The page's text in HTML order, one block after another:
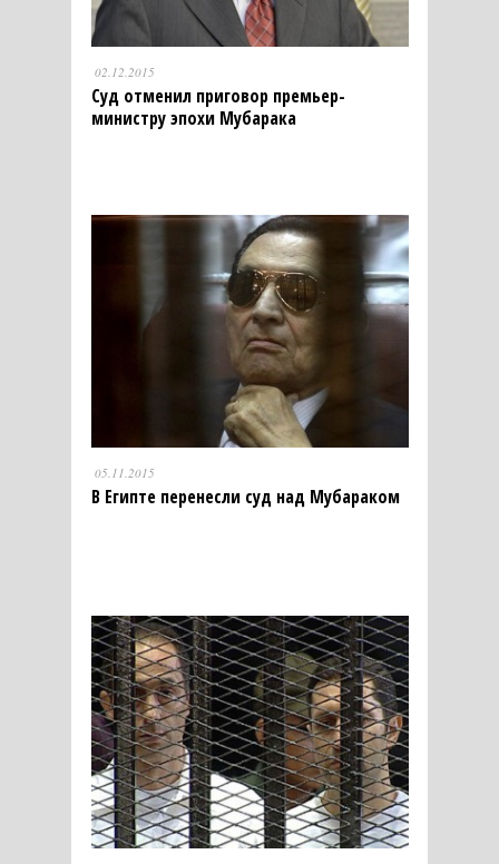
02.12.2015
Суд отменил приговор премьер-
министру эпохи Мубарака
05.11.2015
В Египте перенесли суд над Мубараком